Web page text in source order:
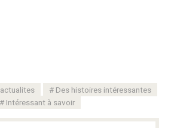
actualites
Des histoires intéressantes
Intéressant à savoir